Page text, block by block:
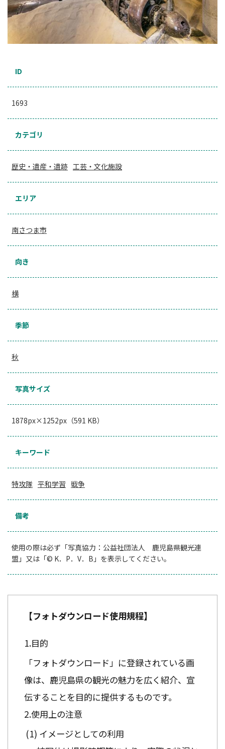
ID
1693
カテゴリ
歴史・遺産・遺跡 工芸・文化施設
エリア
南さつま市
向き
横
季節
秋
写真サイズ
1878px×1252px（591 KB）
キーワード
特攻隊 平和学習 戦争
備考
使用の際は必ず「写真協力：公益社団法人 鹿児島県観光連
盟」又は「© K．P．V．B」を表示してください。
【フォトダウンロード使用規程】
目的
「フォトダウンロード」に登録されている画
像は、鹿児島県の観光の魅力を広く紹介、宣
伝することを目的に提供するものです。
使用上の注意
イメージとしての利用